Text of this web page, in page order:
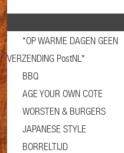
*OP WARME DAGEN GEEN
VERZENDING PostNL*
BBQ
AGE YOUR OWN COTE
WORSTEN & BURGERS
JAPANESE STYLE
BORRELTIJD